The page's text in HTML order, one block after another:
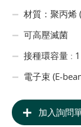
材質：聚丙烯
可高壓滅菌
接種環容量 :
電子束 (E-
加入詢問